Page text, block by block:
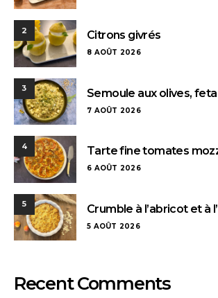
2 Citrons givrés
8 AOÛT 2026
3 Semoule aux olives,
7 AOÛT 2026
4 Tarte fine tomates
6 AOÛT 2026
5 Crumble à l’abricot et à
5 AOÛT 2026
Recent Comments